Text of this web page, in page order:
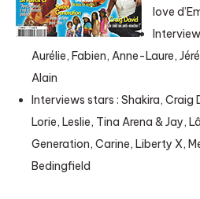
love
Aurélie, Fabien, Anne-Laure,
Alain
Interviews stars : Shakira, Craig
Lorie, Leslie, Tina Arena & Jay,
Generation, Carine, Liberty X,
Bedingfield